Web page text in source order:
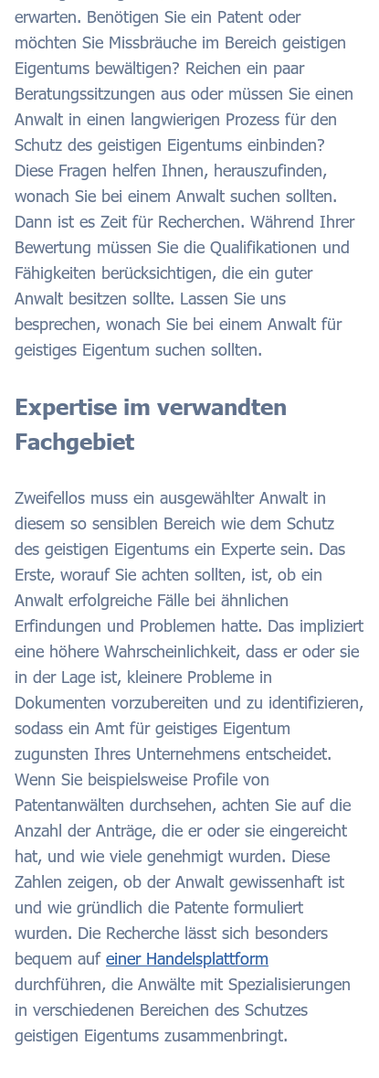
erwarten. Benötigen Sie ein Patent oder
möchten Sie Missbräuche im Bereich geistigen
Eigentums bewältigen? Reichen ein paar
Beratungssitzungen aus oder müssen Sie einen
Anwalt in einen langwierigen Prozess für den
Schutz des geistigen Eigentums einbinden?
Diese Fragen helfen Ihnen, herauszufinden,
wonach Sie bei einem Anwalt suchen sollten.
Dann ist es Zeit für Recherchen. Während Ihrer
Bewertung müssen Sie die Qualifikationen und
Fähigkeiten berücksichtigen, die ein guter
Anwalt besitzen sollte. Lassen Sie uns
besprechen, wonach Sie bei einem Anwalt für
geistiges Eigentum suchen sollten.
Expertise im verwandten
Fachgebiet
Zweifellos muss ein ausgewählter Anwalt in
diesem so sensiblen Bereich wie dem Schutz
des geistigen Eigentums ein Experte sein. Das
Erste, worauf Sie achten sollten, ist, ob ein
Anwalt erfolgreiche Fälle bei ähnlichen
Erfindungen und Problemen hatte. Das impliziert
eine höhere Wahrscheinlichkeit, dass er oder sie
in der Lage ist, kleinere Probleme in
Dokumenten vorzubereiten und zu identifizieren,
sodass ein Amt für geistiges Eigentum
zugunsten Ihres Unternehmens entscheidet.
Wenn Sie beispielsweise Profile von
Patentanwälten durchsehen, achten Sie auf die
Anzahl der Anträge, die er oder sie eingereicht
hat, und wie viele genehmigt wurden. Diese
Zahlen zeigen, ob der Anwalt gewissenhaft ist
und wie gründlich die Patente formuliert
wurden. Die Recherche lässt sich besonders
bequem auf einer Handelsplattform
durchführen, die Anwälte mit Spezialisierungen
in verschiedenen Bereichen des Schutzes
geistigen Eigentums zusammenbringt.